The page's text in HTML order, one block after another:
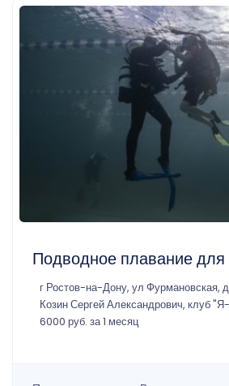
Подводное плавание для
г Ростов-на-Дону, ул Фурмановская,
Козин Сергей Александрович, клуб
6000 руб. за 1 месяц